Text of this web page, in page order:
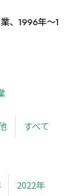
、1996年～1
すべて
2022年